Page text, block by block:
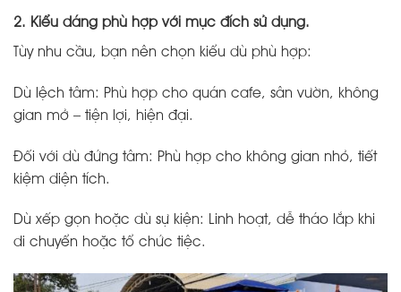
2. Kiểu dáng phù hợp với mục đích sử dụng.
Tùy nhu cầu, bạn nên chọn kiểu dù phù hợp:
Dù lệch tâm: Phù hợp cho quán cafe, sân vườn, không
gian mở – tiện lợi, hiện đại.
Đối với dù đứng tâm: Phù hợp cho không gian nhỏ, tiết
kiệm diện tích.
Dù xếp gọn hoặc dù sự kiện: Linh hoạt, dễ tháo lắp khi
di chuyển hoặc tổ chức tiệc.